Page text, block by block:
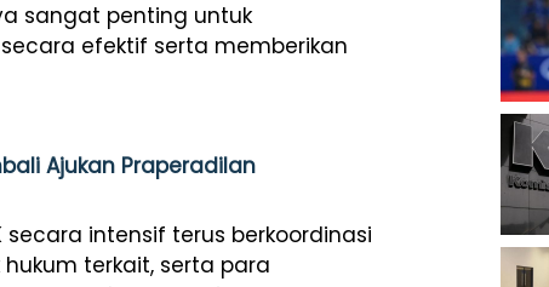
sangat penting untuk
efektif serta memberikan
Ajukan Praperadilan
intensif terus berkoordinasi
terkait, serta para